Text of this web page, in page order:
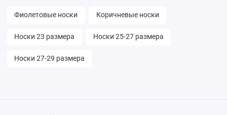
Фиолетовые носки Коричневые носки
Носки 23 размера Носки 25-27 размера
Носки 27-29 размера